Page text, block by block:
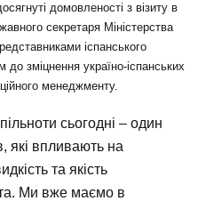
домовленості з візиту в
секретаря Міністерства
іспанського
до зміцнення україно-іспанських
менеджменту.
сьогодні – один
які впливають на
та якість
Ми вже маємо в